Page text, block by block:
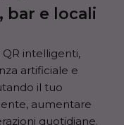
bar e locali
intelligenti,
artificiale e
il tuo
aumentare
quotidiane.